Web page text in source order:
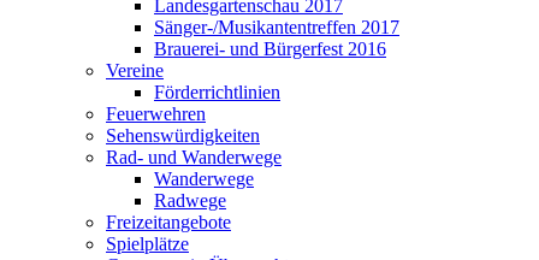
Landesgartenschau 2017
Sänger-/Musikantentreffen 2017
Brauerei- und Bürgerfest 2016
Vereine
Förderrichtlinien
Feuerwehren
Sehenswürdigkeiten
Rad- und Wanderwege
Wanderwege
Radwege
Freizeitangebote
Spielplätze